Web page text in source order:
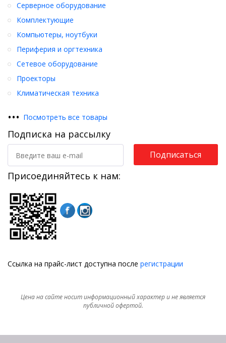
Серверное оборудование
Комплектующие
Компьютеры, ноутбуки
Периферия и оргтехника
Сетевое оборудование
Проекторы
Климатическая техника
••• Посмотреть все товары
Подписка на рассылку
Подписаться
Присоединяйтесь к нам:
Ссылка на прайс-лист доступна после регистрации
Цена на сайте носит информационный характер и не является
публичной офертой.